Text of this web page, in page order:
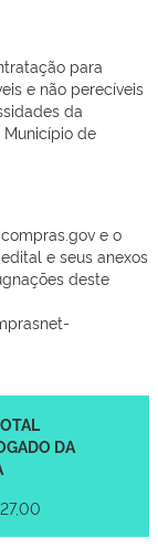
para
e não perecíveis
da
de
e o
e seus anexos
deste
DA